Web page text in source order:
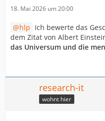
18. Mai 2026 um 20:00
hlp Ich bewerte das
dem Zitat von Albert
das Universum und die
research-it
wohnt hier